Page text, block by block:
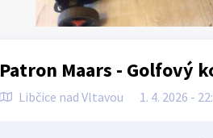
Patron Maars - Golfový
Libčice nad Vltavou 1. 4. 2026 -